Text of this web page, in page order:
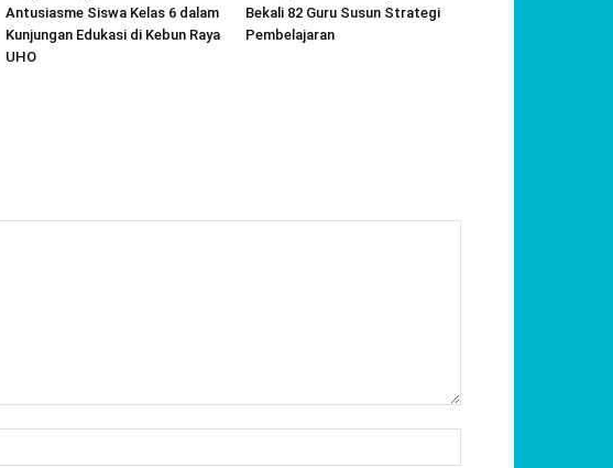
Antusiasme Siswa Kelas 6 dalam
Kunjungan Edukasi di Kebun Raya
UHO
Bekali 82 Guru Susun Strategi
Pembelajaran